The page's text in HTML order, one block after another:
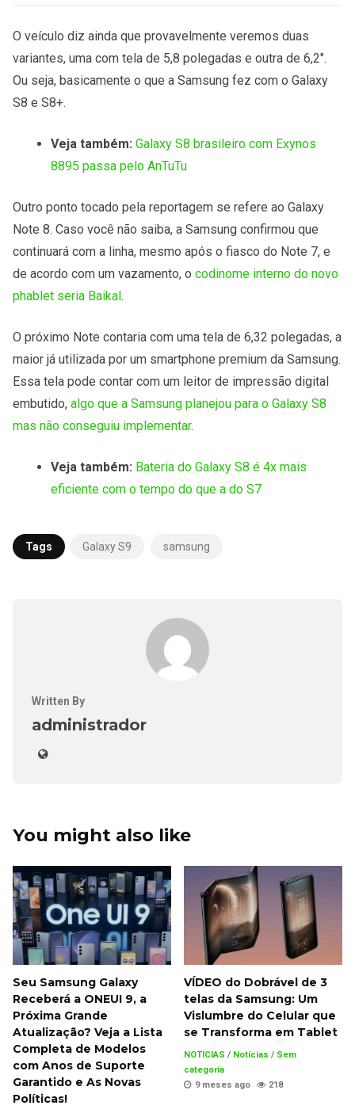
O veículo diz ainda que provavelmente veremos duas
variantes, uma com tela de 5,8 polegadas e outra de 6,2″.
Ou seja, basicamente o que a Samsung fez com o Galaxy
S8 e S8+.
Veja também: Galaxy S8 brasileiro com Exynos
8895 passa pelo AnTuTu
Outro ponto tocado pela reportagem se refere ao Galaxy
Note 8. Caso você não saiba, a Samsung confirmou que
continuará com a linha, mesmo após o fiasco do Note 7, e
de acordo com um vazamento, o codinome interno do novo
phablet seria Baikal.
O próximo Note contaria com uma tela de 6,32 polegadas, a
maior já utilizada por um smartphone premium da Samsung.
Essa tela pode contar com um leitor de impressão digital
embutido, algo que a Samsung planejou para o Galaxy S8
mas não conseguiu implementar.
Veja também: Bateria do Galaxy S8 é 4x mais
eficiente com o tempo do que a do S7
Tags Galaxy S9 samsung
Written By
administrador
You might also like
Seu Samsung Galaxy
Receberá a ONEUI 9, a
Próxima Grande
Atualização? Veja a Lista
Completa de Modelos
com Anos de Suporte
Garantido e As Novas
Políticas!
VÍDEO do Dobrável de 3
telas da Samsung: Um
Vislumbre do Celular que
se Transforma em Tablet
NOTICIAS / Notícias / Sem
categoria
9 meses ago
218